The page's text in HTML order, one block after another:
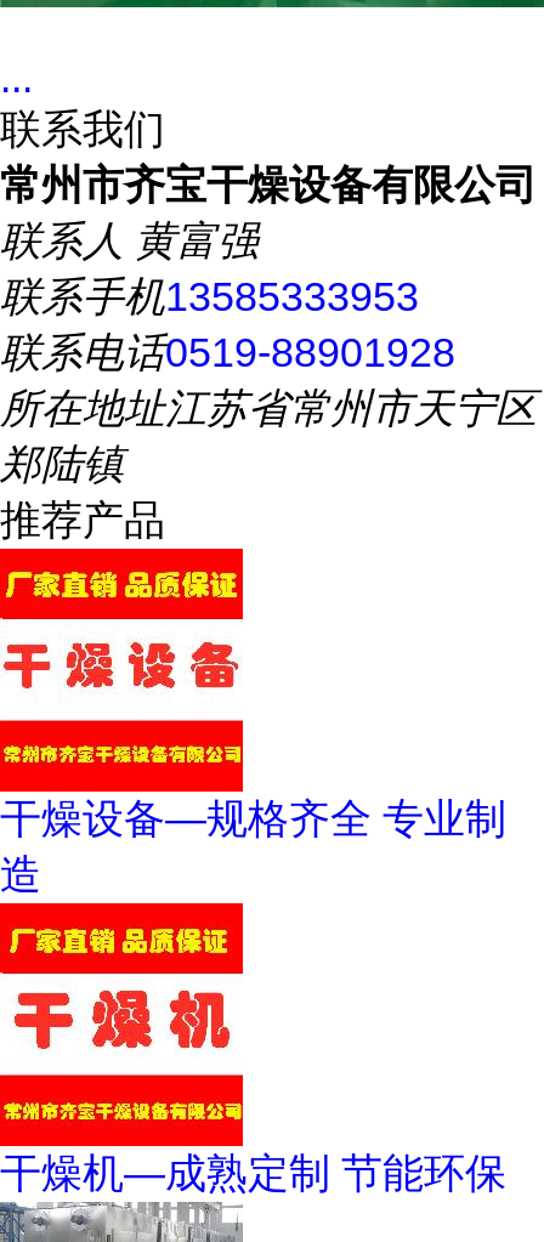
...
联系我们
常州市齐宝干燥设备有限公司
联系人 黄富强
联系手机13585333953
联系电话0519-88901928
所在地址江苏省常州市天宁区
郑陆镇
推荐产品
干燥设备—规格齐全 专业制
造
干燥机—成熟定制 节能环保